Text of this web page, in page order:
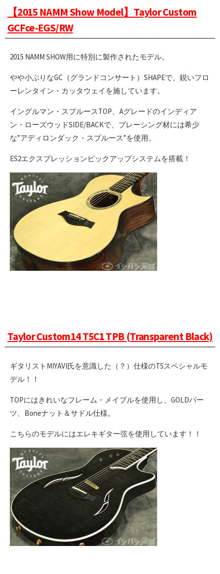
【2015 NAMM Show Model】Taylor Custom
GCFce-EGS/RW
2015 NAMM SHOW用に特別に製作されたモデル。
やや小ぶりなGC（グランドコンサート）SHAPEで、鋭いフロ
ーレンタイン・カッタウェイを施しています。
イングルマン・スプルースTOP、Aグレードのインディア
ン・ローズウッドSIDE/BACKで、ブレーシング材には希少
な”アディロンダック・スプルース”を使用。
ES2エクスプレッションピックアップシステムを搭載！
Taylor Custom14 T5C1 TPB (Transparent Black)
ギタリストMIYAVI氏を意識した（？）仕様のT5スペシャルモ
デル！！
TOPにはきれいなフレーム・メイプルを使用し、GOLDパー
ツ、Boneナット＆サドル仕様。
こちらのモデルにはエレキギター弦を使用しています！！